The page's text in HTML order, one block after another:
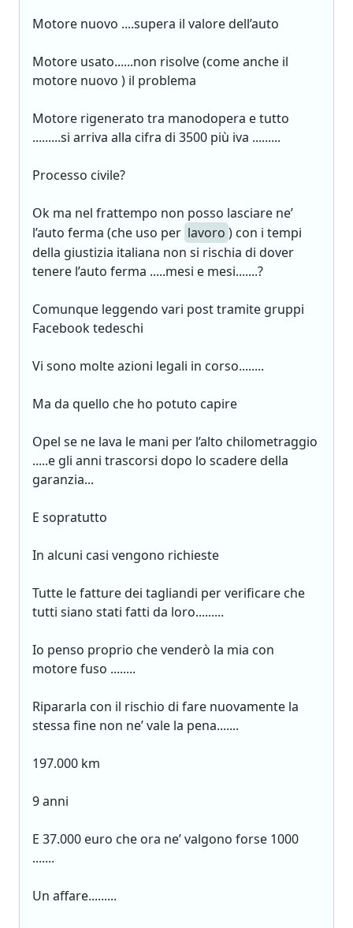
Motore nuovo ....supera il valore dell’auto
Motore usato......non risolve (come anche il
motore nuovo ) il problema
Motore rigenerato tra manodopera e tutto
.........si arriva alla cifra di 3500 più iva .........
Processo civile?
Ok ma nel frattempo non posso lasciare ne’
l’auto ferma (che uso per lavoro ) con i tempi
della giustizia italiana non si rischia di dover
tenere l’auto ferma .....mesi e mesi.......?
Comunque leggendo vari post tramite gruppi
Facebook tedeschi
Vi sono molte azioni legali in corso........
Ma da quello che ho potuto capire
Opel se ne lava le mani per l’alto chilometraggio
.....e gli anni trascorsi dopo lo scadere della
garanzia...
E sopratutto
In alcuni casi vengono richieste
Tutte le fatture dei tagliandi per verificare che
tutti siano stati fatti da loro.........
Io penso proprio che venderò la mia con
motore fuso ........
Ripararla con il rischio di fare nuovamente la
stessa fine non ne’ vale la pena.......
197.000 km
9 anni
E 37.000 euro che ora ne’ valgono forse 1000
.......
Un affare.........